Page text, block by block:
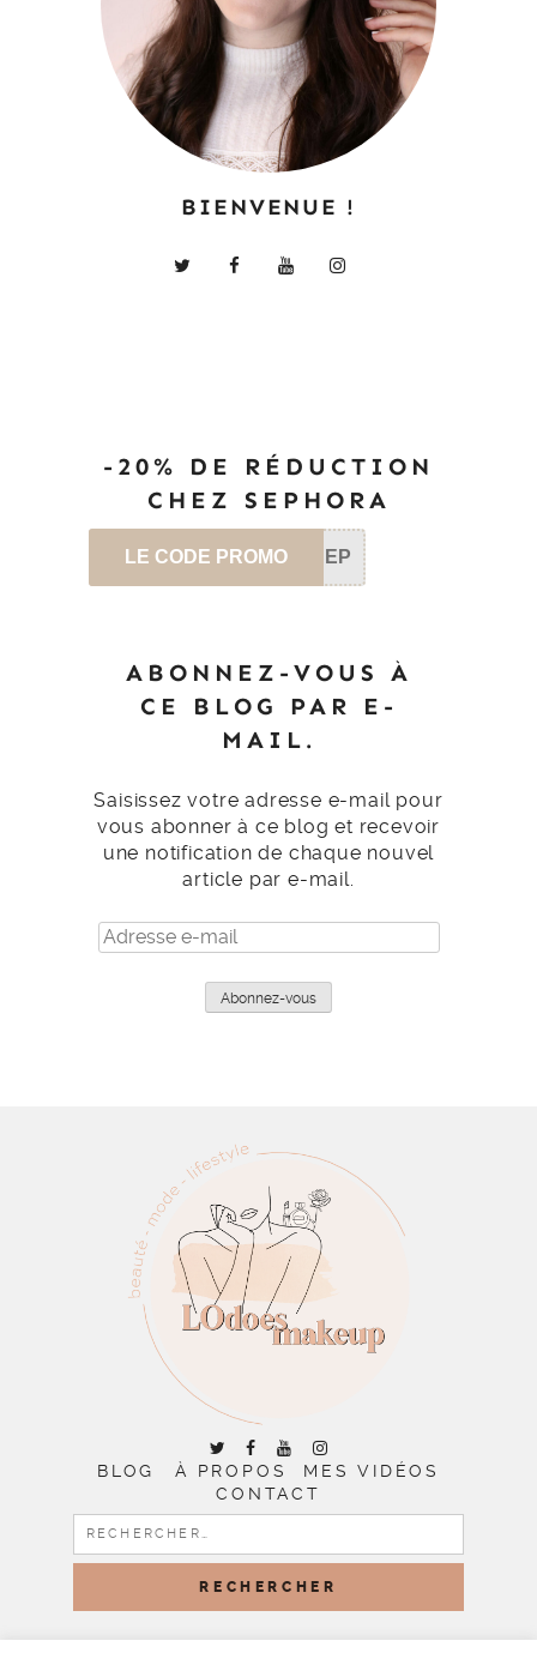
BIENVENUE !
-20% DE RÉDUCTION
CHEZ SEPHORA
LE CODE PROMO SEP
ABONNEZ-VOUS À
CE BLOG PAR E-
MAIL.
Saisissez votre adresse e-mail pour
vous abonner à ce blog et recevoir
une notification de chaque nouvel
article par e-mail.
Adresse
e-
Abonnez-vous
BLOG À PROPOS
MES VIDÉOS
CONTACT
RECHERCHER :